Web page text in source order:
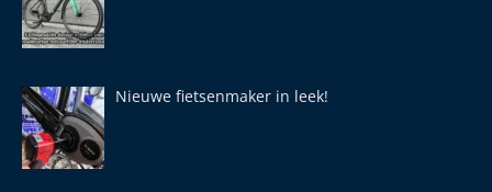
Nieuwe fietsenmaker in leek!